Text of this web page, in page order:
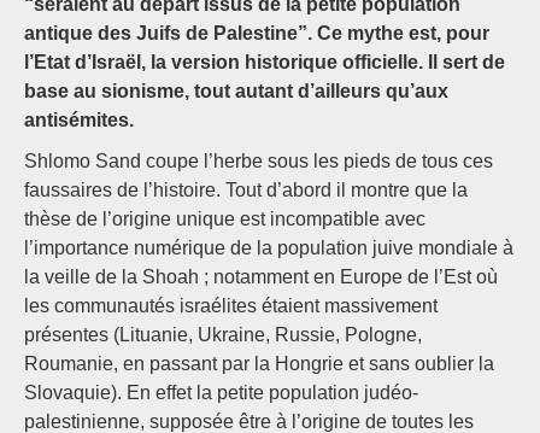
“seraient au départ issus de la petite population
antique des Juifs de Palestine”. Ce mythe est, pour
l’Etat d’Israël, la version historique officielle. Il sert de
base au sionisme, tout autant d’ailleurs qu’aux
antisémites.
Shlomo Sand coupe l’herbe sous les pieds de tous ces
faussaires de l’histoire. Tout d’abord il montre que la
thèse de l’origine unique est incompatible avec
l’importance numérique de la population juive mondiale à
la veille de la Shoah ; notamment en Europe de l’Est où
les communautés israélites étaient massivement
présentes (Lituanie, Ukraine, Russie, Pologne,
Roumanie, en passant par la Hongrie et sans oublier la
Slovaquie). En effet la petite population judéo-
palestinienne, supposée être à l’origine de toutes les